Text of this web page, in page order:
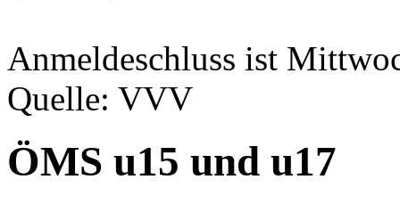
Anmeldeschluss ist
Quelle: VVV
ÖMS u15 und u17